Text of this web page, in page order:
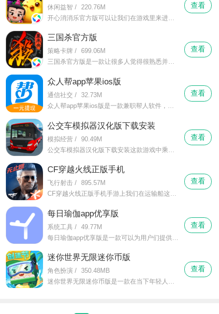
休闲益智 /
220.76M
开心消消乐官方版可以让我们在游戏里来进行简单的消除游戏，这里的游戏玩法非常的简单，我们只要在每一个关卡里来移动可爱的动物头像即可，只要数量达到要求就能够把它们给消除掉，而且相同的头像越多的话，消除的数量也会越多，不同的数量被消除的时候还会触发不同的效果。
查看
三国杀官方版
策略卡牌 / 699.06M
三国杀官方版是一款让很多人觉得很熟悉并且有些怀念的手机卡牌类游戏，我们在这里来玩游戏的时候分配到的身份是随机的，每一个身份的任务都是不同的，我们在拿到身份的时候也要不断的来分析场上的局势，通过攻击和自己的判断来知道谁和自己是属于同一个阵营的，如果是敌人的话就要想办法来解决掉对方。
查看
众人帮app苹果ios版
通信社交 /
32.73M
众人帮app苹果ios版是一款兼职帮人软件，在这里你可以用手机轻松赚点小钱，有丰富的任务类型，你可以在这里通过各种人物赚钱，像是填写调查问卷，或是关注微信公众号，试用各种微信小程序，众人帮app苹果ios版你还能随时试玩各种游戏来赚钱，让你边玩边赚钱。
查看
公交车模拟器汉化版下载安装
模拟经营 / 90.49M
查看
CF穿越火线正版手机
飞行射击 / 895.57M
CF穿越火线正版手机手游上我们在运输船这种长方形地形形状的团队中也可以手雷对战，模式中我们被杀死了也可以通过一个手雷向对面宣告自己又回来了。
查看
每日瑜伽app优享版
系统工具 / 49.77M
每日瑜伽app优享版是一款可以为用户们提供专业的瑜伽健身课程的手机软件，现在瑜伽作为当代最热门的、最受人们喜爱的健身方式，它具有的优点是在做瑜伽的过程中占用空间小，而且动作舒缓慢，可以在室内进行练习等。
查看
迷你世界无限迷你币版
角色扮演 /
350.48MB
迷你世界无限迷你币版是一款在当下年轻人中非常热门火爆的超人气自由建造沙盒类手游。在这里你是世界的造物主，所有的一切都将随着你的心意呈现。玩家可以选择建造城市或者家园，以及其他任何你想要建造的建筑。
查看